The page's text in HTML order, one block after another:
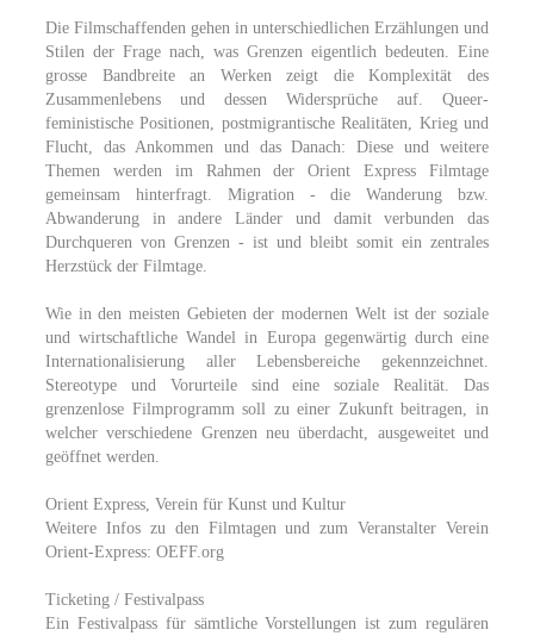
Die Filmschaffenden gehen in unterschiedlichen Erzählungen und
Stilen der Frage nach, was Grenzen eigentlich bedeuten. Eine
grosse Bandbreite an Werken zeigt die Komplexität des
Zusammenlebens und dessen Widersprüche auf. Queer-
feministische Positionen, postmigrantische Realitäten, Krieg und
Flucht, das Ankommen und das Danach: Diese und weitere
Themen werden im Rahmen der Orient Express Filmtage
gemeinsam hinterfragt. Migration - die Wanderung bzw.
Abwanderung in andere Länder und damit verbunden das
Durchqueren von Grenzen - ist und bleibt somit ein zentrales
Herzstück der Filmtage.
Wie in den meisten Gebieten der modernen Welt ist der soziale
und wirtschaftliche Wandel in Europa gegenwärtig durch eine
Internationalisierung aller Lebensbereiche gekennzeichnet.
Stereotype und Vorurteile sind eine soziale Realität. Das
grenzenlose Filmprogramm soll zu einer Zukunft beitragen, in
welcher verschiedene Grenzen neu überdacht, ausgeweitet und
geöffnet werden.
Orient Express, Verein für Kunst und Kultur
Weitere Infos zu den Filmtagen und zum Veranstalter Verein
Orient-Express: OEFF.org
Ticketing / Festivalpass
Ein Festivalpass für sämtliche Vorstellungen ist zum regulären